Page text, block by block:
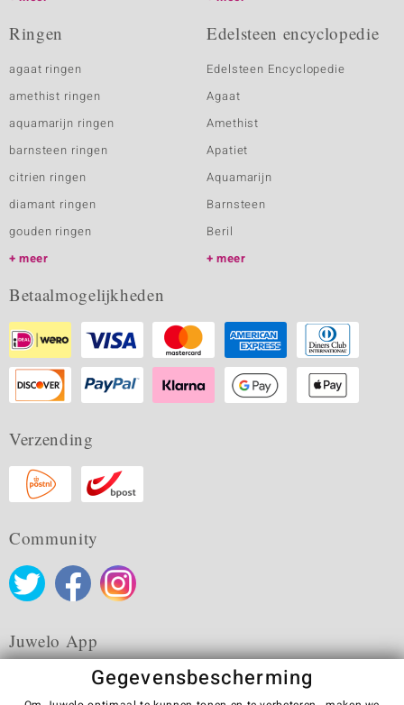
Ringen
agaat ringen
amethist ringen
aquamarijn ringen
barnsteen ringen
citrien ringen
diamant ringen
gouden ringen
meer
Edelsteen encyclopedie
Edelsteen Encyclopedie
Agaat
Amethist
Apatiet
Aquamarijn
Barnsteen
Beril
meer
Betaalmogelijkheden
Verzending
Community
Juwelo App
Gegevensbescherming